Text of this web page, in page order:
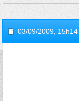
03/09/2009, 15h14